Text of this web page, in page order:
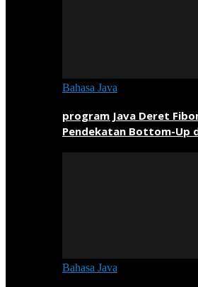
Bahasa Java
program Java Deret
Pendekatan Bottom-Up
Bahasa Java